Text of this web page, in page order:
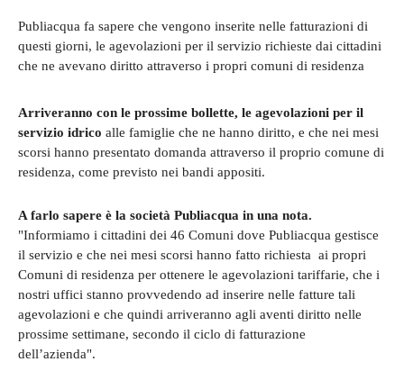
Publiacqua fa sapere che vengono inserite nelle fatturazioni di
questi giorni, le agevolazioni per il servizio richieste dai cittadini
che ne avevano diritto attraverso i propri comuni di residenza
Arriveranno con le prossime bollette, le agevolazioni per il
servizio idrico alle famiglie che ne hanno diritto, e che nei mesi
scorsi hanno presentato domanda attraverso il proprio comune di
residenza, come previsto nei bandi appositi.
A farlo sapere è la società Publiacqua in una nota.
"Informiamo i cittadini dei 46 Comuni dove Publiacqua gestisce
il servizio e che nei mesi scorsi hanno fatto richiesta ai propri
Comuni di residenza per ottenere le agevolazioni tariffarie, che i
nostri uffici stanno provvedendo ad inserire nelle fatture tali
agevolazioni e che quindi arriveranno agli aventi diritto nelle
prossime settimane, secondo il ciclo di fatturazione
dell’azienda".